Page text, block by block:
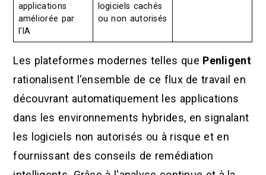
applications
améliorée par
l'IA
logiciels cachés
ou non autorisés
Les plateformes modernes telles que Penligent
rationalisent l'ensemble de ce flux de travail en
découvrant automatiquement les applications
dans les environnements hybrides, en signalant
les logiciels non autorisés ou à risque et en
fournissant des conseils de remédiation